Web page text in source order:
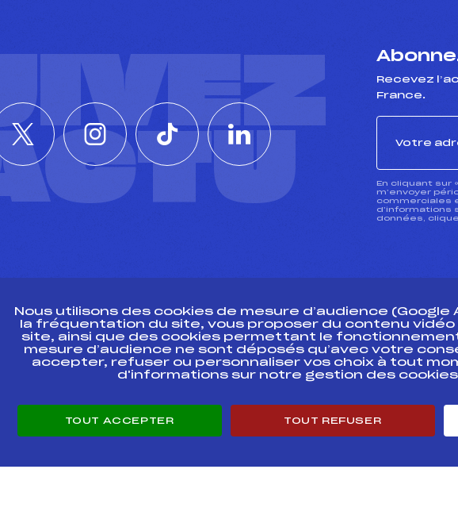
Recevez
France.
En cliquant sur
m’envoyer
commerciales
d’informations
données,
PRESSE
Ressources
Pass’Neige
Projet sportif fédéral
Pôle
Nous utilisons des cookies de mesure d’audience (Google
la fréquentation du site, vous proposer du contenu
site, ainsi que des cookies permettant le
mesure d’audience ne sont déposés qu’avec votre
accepter, refuser ou personnaliser vos choix à tout
d'informations sur notre gestion des
TOUT ACCEPTER TOUT REFUSER